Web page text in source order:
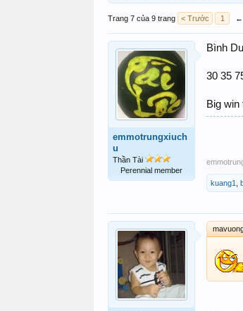
Trang 7 của 9 trang < Trước 1 ←
emmotrungxiuch
u
Thần Tài
Perennial member
Bình
30 35
Big win
kuang1